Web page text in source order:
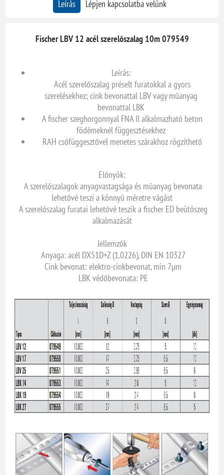
Leírás Lépjen kapcsolatba velünk
Fischer LBV 12 acél szerelőszalag 10m 079549
Leírás:
Acél szerelőszalag préselt furatokkal a gyors
szerelésekhez; cink bevonattal LBV vagy műanyag
bevonattal LBK
A fischer szeghorgonnyal FNA II alkalmazható beton
födémeknél függesztésekhez
RAH csőfüggesztővel menetes szárakhoz rögzíthető
Előnyök:
A szerelőszalagok anyagvastagsága és műanyag bevonata
lehetővé teszi a könnyű méretre vágást
A szerelőszalag furatai lehetővé teszik a fischer ED beütőszeg
alkalmazását
Jellemzők
Anyaga: acél DX51D+Z (1.0226), DIN EN 10327
Cink bevonat: elektro-cinkbevonat, min 7µm
LBK védőbevonata: PE